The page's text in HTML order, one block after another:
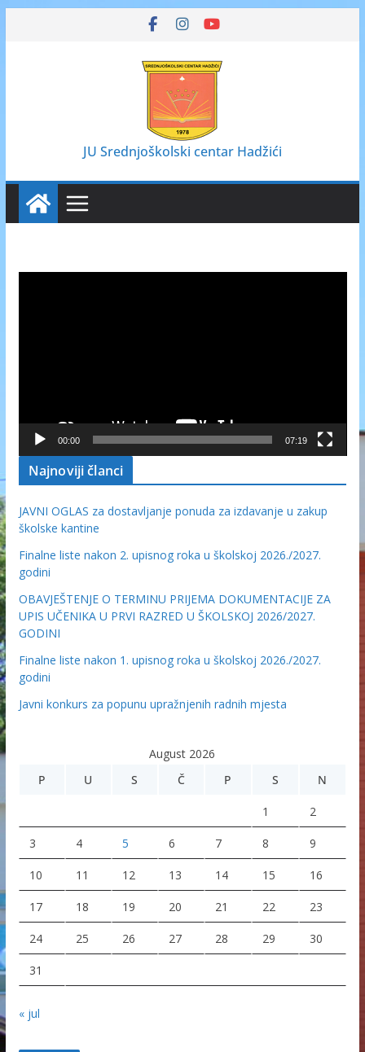
JU Srednjoškolski centar Hadžići
00:00 07:19
Najnoviji članci
JAVNI OGLAS za dostavljanje ponuda za izdavanje u zakup
školske kantine
Finalne liste nakon 2. upisnog roka u školskoj 2026./2027.
godini
OBAVJEŠTENJE O TERMINU PRIJEMA DOKUMENTACIJE ZA
UPIS UČENIKA U PRVI RAZRED U ŠKOLSKOJ 2026/2027.
GODINI
Finalne liste nakon 1. upisnog roka u školskoj 2026./2027.
godini
Javni konkurs za popunu upražnjenih radnih mjesta
August 2026
P
U S Č P S N
1 2
3 4 5 6 7 8 9
10 11 12 13 14 15 16
17 18 19 20 21 22 23
24 25 26 27 28 29 30
31
« jul